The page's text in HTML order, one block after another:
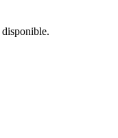
disponible.